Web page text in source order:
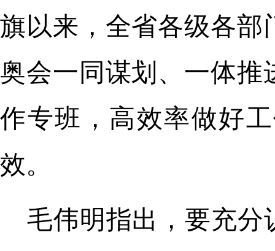
旗以来，全省各级各部
奥会一同谋划、一体
作专班，高效率做好
效。
毛伟明指出，要充分